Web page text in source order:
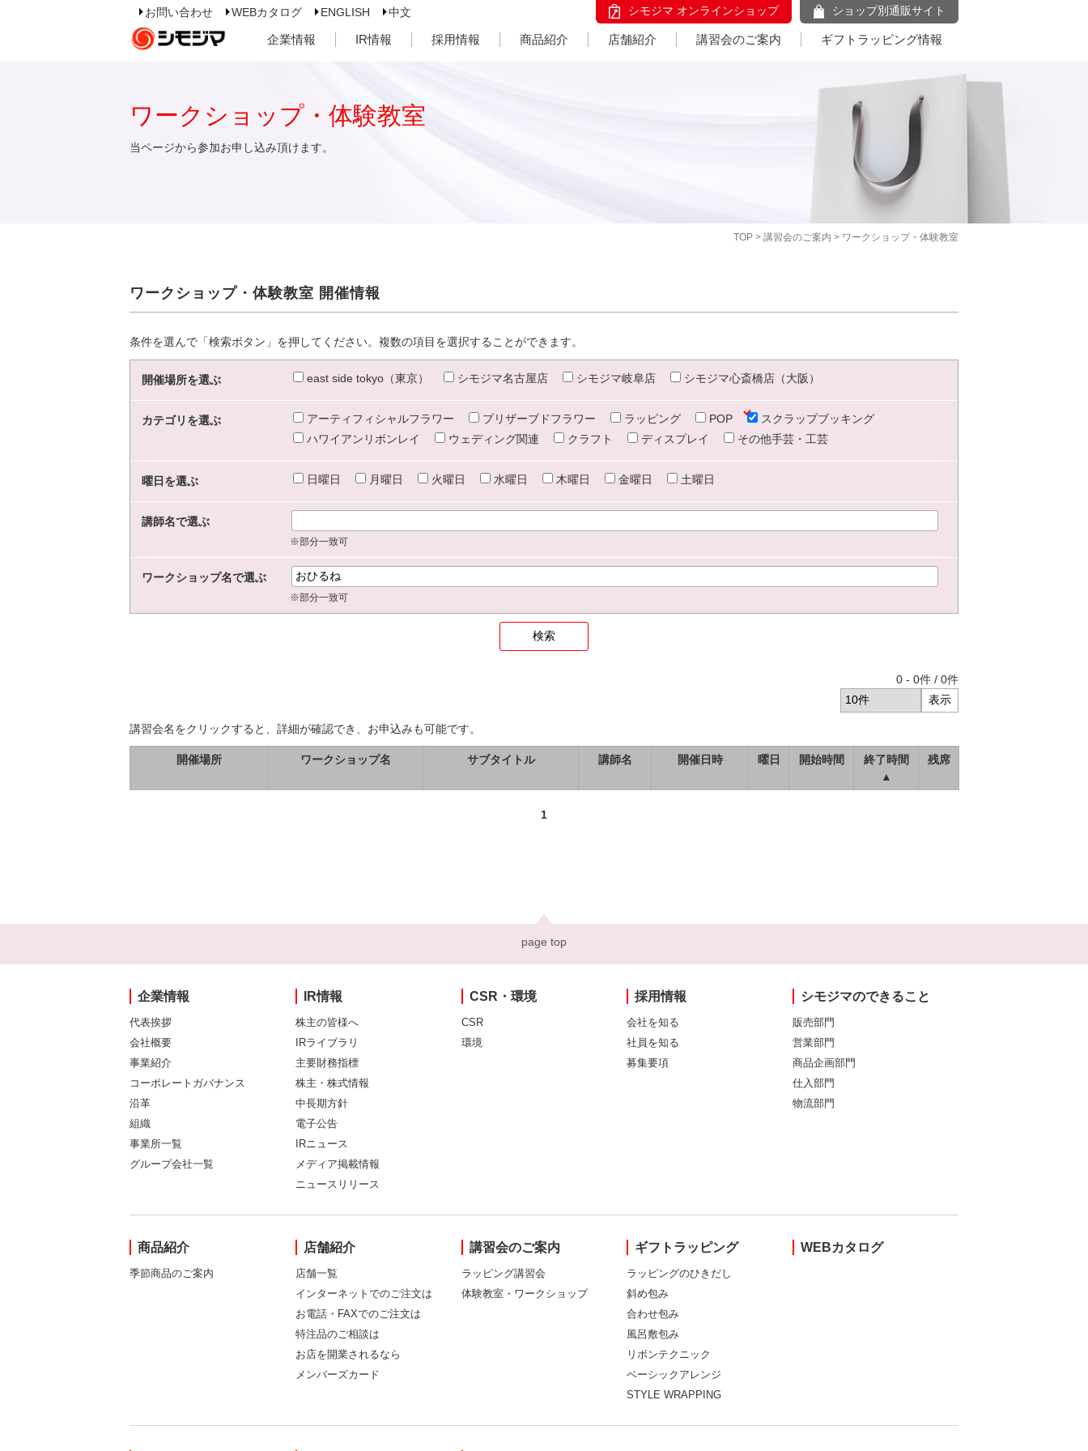
お問い合わせ WEBカタログ ENGLISH 中文 シモジマ オンラインショップ ショップ別通販サイト
企業情報 IR情報 採用情報 商品紹介 店舗紹介 講習会のご案内 ギフトラッピング情報
TOP > 講習会のご案内 > ワークショップ・体験教室
ワークショップ・体験教室
当ページから参加お申し込み頂けます。
ワークショップ・体験教室 開催情報
条件を選んで「検索ボタン」を押してください。複数の項目を選択することができます。
開催場所を選ぶ east side tokyo（東京） シモジマ名古屋店 シモジマ岐阜店 シモジマ心斎橋店（大阪）
カテゴリを選ぶ アーティフィシャルフラワー プリザーブドフラワー ラッピング POP
スクラップブッキング
ハワイアンリボンレイ
ウェディング関連 クラフト ディスプレイ その他手芸・工芸
曜日を選ぶ 日曜日 月曜日 火曜日 水曜日 木曜日 金曜日 土曜日
講師名で選ぶ
※部分一致可
ワークショップ名で選ぶ
※部分一致可
0 - 0件 / 0件
講習会名をクリックすると、詳細が確認でき、お申込みも可能です。
開催場所 ワークショップ名 サブタイトル 講師名 開催日時 曜日 開始時間
終了時間
▲
残席
1
page top
企業情報
代表挨拶
会社概要
事業紹介
コーポレートガバナンス
沿革
組織
事業所一覧
グループ会社一覧
IR情報
株主の皆様へ
IRライブラリ
主要財務指標
株主・株式情報
中長期方針
電子公告
IRニュース
メディア掲載情報
ニュースリリース
CSR・環境
CSR
環境
採用情報
会社を知る
社員を知る
募集要項
シモジマのできること
販売部門
営業部門
商品企画部門
仕入部門
物流部門
商品紹介
季節商品のご案内
店舗紹介
店舗一覧
インターネットでのご注文は
お電話・FAXでのご注文は
特注品のご相談は
お店を開業されるなら
メンバーズカード
講習会のご案内
ラッピング講習会
体験教室・ワークショップ
ギフトラッピング
ラッピングのひきだし
斜め包み
合わせ包み
風呂敷包み
リボンテクニック
ベーシックアレンジ
STYLE WRAPPING
WEBカタログ